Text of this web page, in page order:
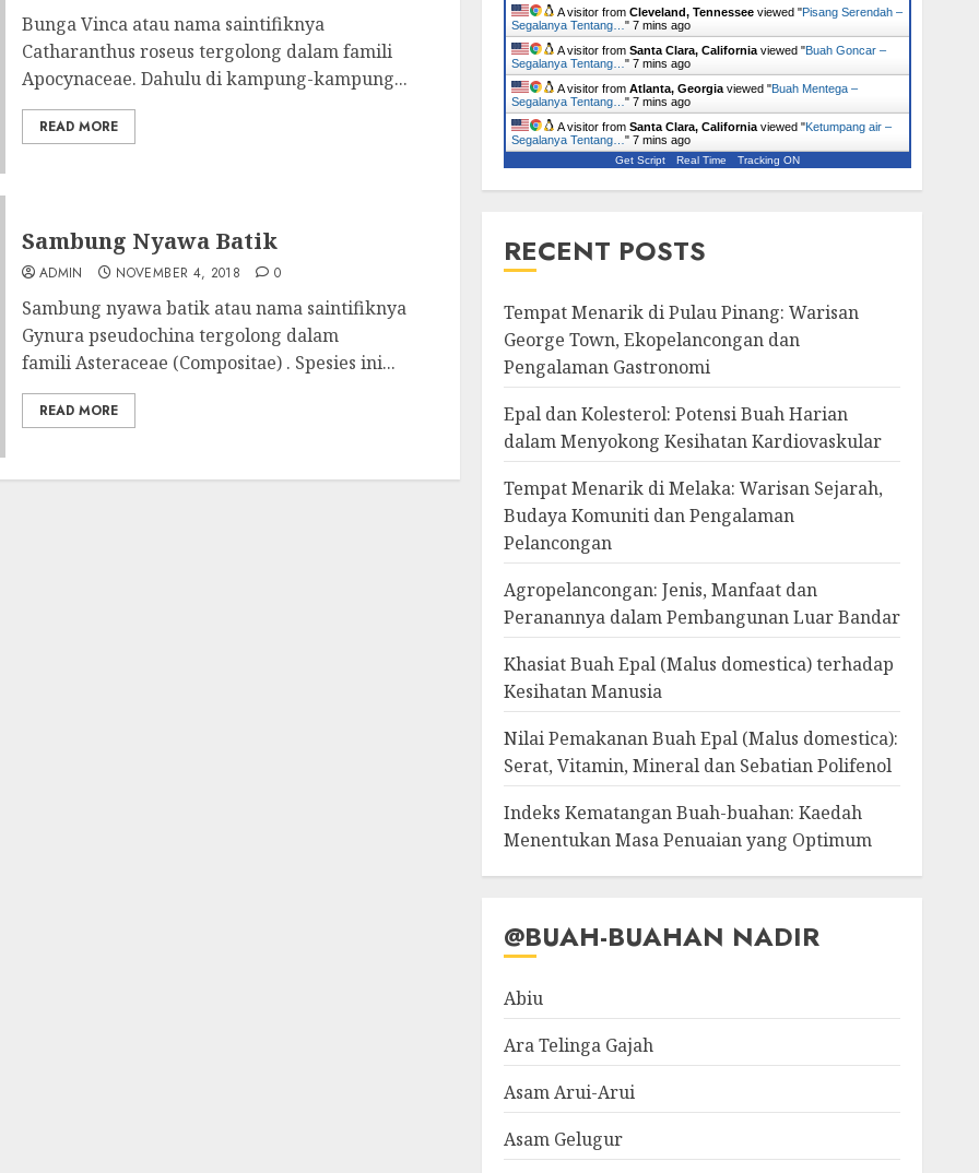
Bunga Vinca atau nama saintifiknya
Catharanthus roseus tergolong dalam famili
Apocynaceae. Dahulu di kampung-kampung...
READ MORE
Sambung Nyawa Batik
ADMIN NOVEMBER 4, 2018 0
Sambung nyawa batik atau nama saintifiknya
Gynura pseudochina tergolong dalam
famili Asteraceae (Compositae) . Spesies ini...
READ MORE
A visitor from Cleveland, Tennesseeviewed "Pisang Serendah –
Segalanya Tentang… " 7 mins ago
A visitor from Santa Clara, Californiaviewed "Buah Goncar –
Segalanya Tentang… " 7 mins ago
A visitor from Atlanta, Georgiaviewed "Buah Mentega –
Segalanya Tentang… " 7 mins ago
A visitor from Santa Clara, Californiaviewed "Ketumpang air –
Segalanya Tentang… " 7 mins ago
Get Script Real Time Tracking ON
RECENT POSTS
Tempat Menarik di Pulau Pinang: Warisan
George Town, Ekopelancongan dan
Pengalaman Gastronomi
Epal dan Kolesterol: Potensi Buah Harian
dalam Menyokong Kesihatan Kardiovaskular
Tempat Menarik di Melaka: Warisan Sejarah,
Budaya Komuniti dan Pengalaman
Pelancongan
Agropelancongan: Jenis, Manfaat dan
Peranannya dalam Pembangunan Luar Bandar
Khasiat Buah Epal (Malus domestica) terhadap
Kesihatan Manusia
Nilai Pemakanan Buah Epal (Malus domestica):
Serat, Vitamin, Mineral dan Sebatian Polifenol
Indeks Kematangan Buah-buahan: Kaedah
Menentukan Masa Penuaian yang Optimum
@BUAH-BUAHAN NADIR
Abiu
Ara Telinga Gajah
Asam Arui-Arui
Asam Gelugur